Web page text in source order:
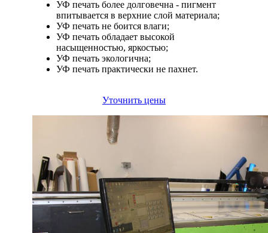
УФ печать более долговечна - пигмент
впитывается в верхние слой материала;
УФ печать не боится влаги;
УФ печать обладает высокой
насыщенностью, яркостью;
УФ печать экологична;
УФ печать практически не пахнет.
Уточнить цены